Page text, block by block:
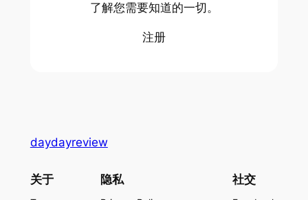
了解您需要知道的一切。
注册
daydayreview
关于 隐私 社交